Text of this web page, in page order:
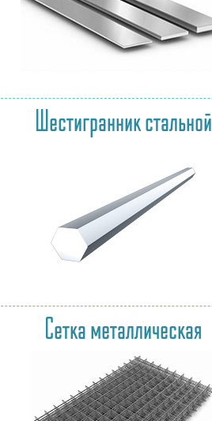
Шестигранник стальной
Сетка металлическая